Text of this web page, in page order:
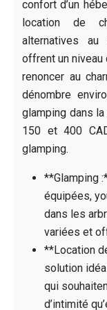
confort d’un
location de
alternatives au
offrent un niveau
renoncer au
dénombre
glamping dans
150 et 400
glamping.
**Glamping
équipées,
dans les
variées et
**Location
solution
qui
d’intimité